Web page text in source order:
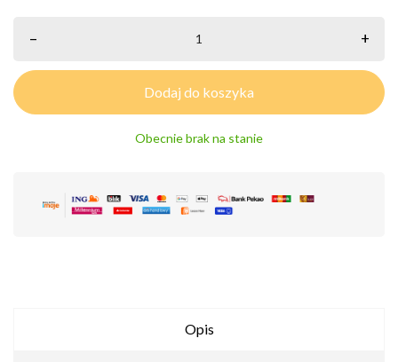
– +
Dodaj do koszyka
Obecnie brak na stanie
Opis